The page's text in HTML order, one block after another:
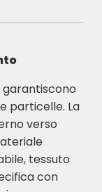
particelle. La
verso
tessuto
con